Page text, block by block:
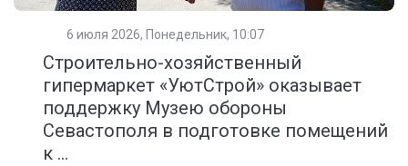
6 июля 2026, Понедельник, 10:07
Строительно-хозяйственный
гипермаркет «УютСтрой» оказывает
поддержку Музею обороны
Севастополя в подготовке помещений
к ...